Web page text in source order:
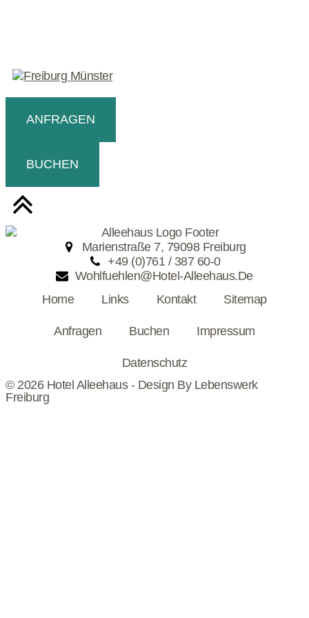
ANFRAGEN
BUCHEN
Marienstraße 7, 79098 Freiburg
+49 (0)761 / 387 60-0
Wohlfuehlen@hotel-Alleehaus.de
Home
Links Kontakt Sitemap
Anfragen Buchen Impressum
Datenschutz
© 2026 Hotel Alleehaus - Design By Lebenswerk
Freiburg